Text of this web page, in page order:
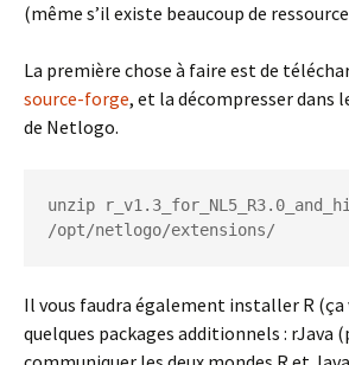
(même s’il existe beaucoup de
La première chose à faire est de
source-forge, et la décompresser dans
de Netlogo.
unzip
/opt/netlogo/extensions/
Il vous faudra également installer R (ça
quelques packages additionnels : rJava